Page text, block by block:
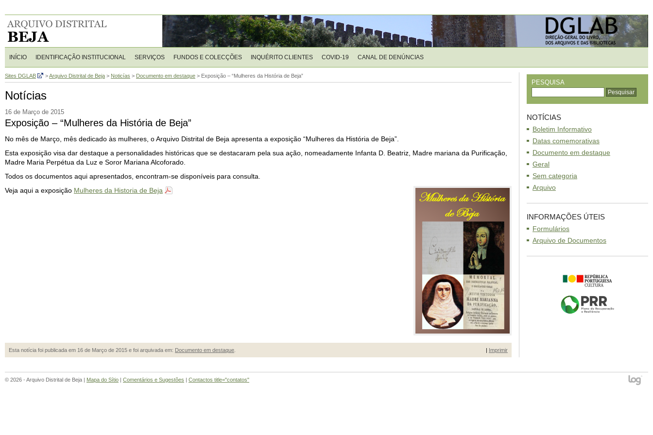
INÍCIO IDENTIFICAÇÃO INSTITUCIONAL SERVIÇOS FUNDOS E COLECÇÕES INQUÉRITO CLIENTES COVID-19 CANAL DE DENÚNCIAS
Sites DGLAB >Arquivo Distrital de Beja > Noticías > Documento em destaque > Exposição – “Mulheres da História de Beja”
Notícias
16 de Março de 2015
Exposição – “Mulheres da História de Beja”
No mês de Março, mês dedicado às mulheres, o Arquivo Distrital de Beja apresenta a exposição “Mulheres da História de Beja”.
Esta exposição visa dar destaque a personalidades históricas que se destacaram pela sua ação, nomeadamente Infanta D. Beatriz, Madre mariana da Purificação,
Madre Maria Perpétua da Luz e Soror Mariana Alcoforado.
Todos os documentos aqui apresentados, encontram-se disponíveis para consulta.
Veja aqui a exposição Mulheres da Historia de Beja
Esta notícia foi publicada em 16 de Março de 2015 e foi arquivada em: Documento em destaque | Imprimir
PESQUISA
NOTÍCIAS
Boletim Informativo
Datas comemorativas
Documento em destaque
Geral
Sem categoria
Arquivo
INFORMAÇÕES ÚTEIS
Formulários
Arquivo de Documentos
© 2026 - Arquivo Distrital de Beja | Mapa do Sítio | Comentários e Sugestões | Contactos title="contatos"